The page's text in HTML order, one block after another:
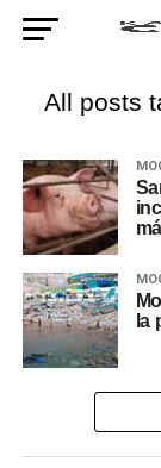
All posts
la